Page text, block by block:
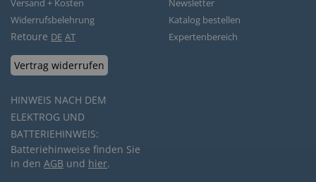
Versand + Kosten
Widerrufsbelehrung
Retoure DE AT
Vertrag widerrufen
HINWEIS NACH DEM
ELEKTROG UND
BATTERIEHINWEIS:
Batteriehinweise finden Sie
in den AGB und hier.
Newsletter
Katalog bestellen
Expertenbereich